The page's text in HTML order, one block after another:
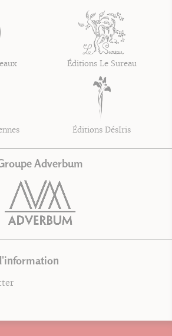
Éditions Le Sureau
Éditions DésIris
Adverbum